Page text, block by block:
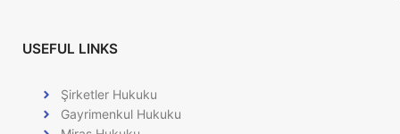
USEFUL LINKS
Şirketler Hukuku
Gayrimenkul Hukuku